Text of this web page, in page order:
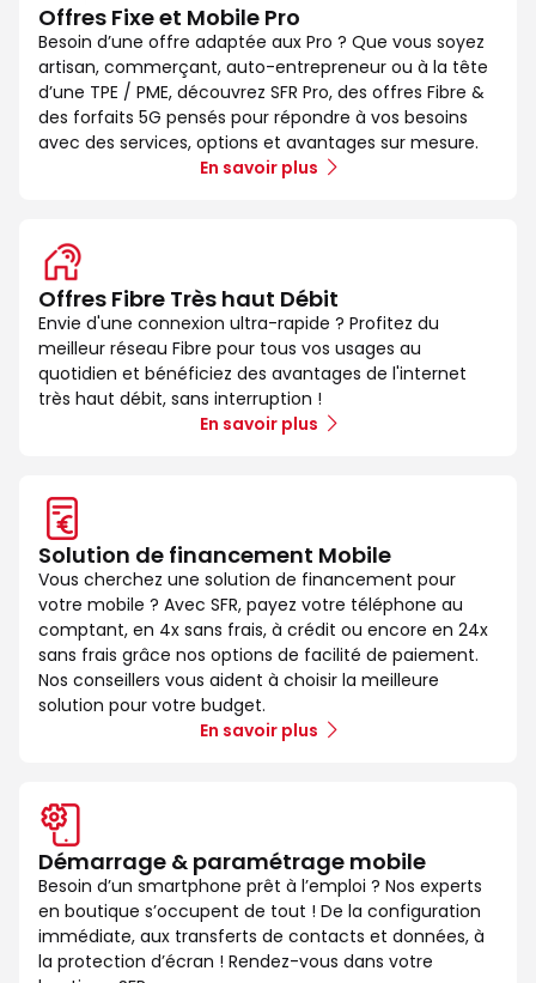
Offres Fixe et Mobile Pro
Besoin d’une offre adaptée aux Pro ? Que vous soyez
artisan, commerçant, auto-entrepreneur ou à la tête
d’une TPE / PME, découvrez SFR Pro, des offres Fibre &
des forfaits 5G pensés pour répondre à vos besoins
avec des services, options et avantages sur mesure.
En savoir plus
Offres Fibre Très haut Débit
Envie d'une connexion ultra-rapide ? Profitez du
meilleur réseau Fibre pour tous vos usages au
quotidien et bénéficiez des avantages de l'internet
très haut débit, sans interruption !
En savoir plus
Solution de financement Mobile
Vous cherchez une solution de financement pour
votre mobile ? Avec SFR, payez votre téléphone au
comptant, en 4x sans frais, à crédit ou encore en 24x
sans frais grâce nos options de facilité de paiement.
Nos conseillers vous aident à choisir la meilleure
solution pour votre budget.
En savoir plus
Démarrage & paramétrage mobile
Besoin d’un smartphone prêt à l’emploi ? Nos experts
en boutique s’occupent de tout ! De la configuration
immédiate, aux transferts de contacts et données, à
la protection d’écran ! Rendez-vous dans votre